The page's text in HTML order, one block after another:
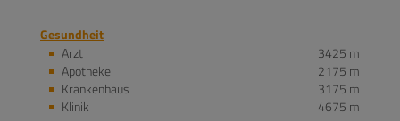
Gesundheit
Arzt
3425 m
Apotheke
2175 m
Krankenhaus
3175 m
Klinik
4675 m